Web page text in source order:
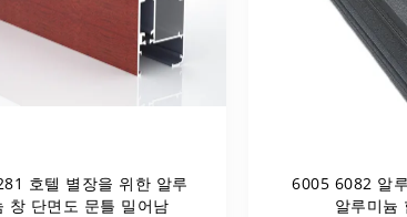
호텔 별장을 위한 알루
창 단면도 문틀 밀어남
6005 6082 알
알루미늄